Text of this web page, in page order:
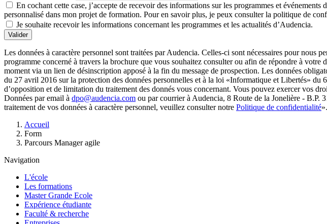
En cochant cette case, j’accepte de recevoir des informations sur les programmes et
personnalisé dans mon projet de formation. Pour en savoir plus, je peux consulter la politique de
Je souhaite recevoir les informations concernant les programmes et les actualités d’Audencia.
Valider
Les données à caractère personnel sont traitées par Audencia. Celles-ci sont nécessaires pour nous
programme concerné à travers la brochure que vous souhaitez consulter ou afin de répondre à
moment via un lien de désinscription apposé à la fin du message de prospection. Les données
du 27 avril 2016 sur la protection des données personnelles et à la loi «Informatique et Libertés»
d’opposition et de limitation du traitement des donnés vous concernant. Vous pouvez exercer vos
Données par email à dpo@audencia.com ou par courrier à Audencia, 8 Route de la Jonelière - B.P.
traitement de vos données à caractère personnel, veuillez consulter notre Politique de confidentialité».
d'Ariane
Accueil
Form
Parcours Manager agile
Navigation
L'école
Les formations
Master Grande Ecole
Expérience étudiante
Faculté & recherche